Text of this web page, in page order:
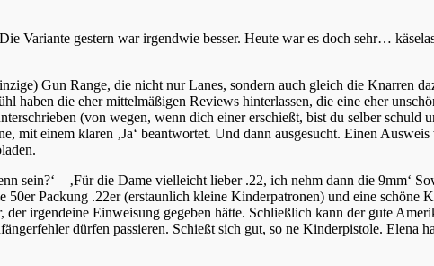
–
Variante gestern war irgendwie besser. Heute war es doch sehr…
Gun Range, die nicht nur Lanes, sondern auch gleich die Knarren
die eher mittelmäßigen Reviews hinterlassen, die eine eher
(von wegen, wenn dich einer erschießt, bist du selber schuld
mit einem klaren ‚Ja‘ beantwortet. Und dann ausgesucht. Einen
sein?‘ – ‚Für die Dame vielleicht lieber .22, ich nehm dann die 9mm‘
Packung .22er (erstaunlich kleine Kinderpatronen) und eine schöne
der irgendeine Einweisung gegeben hätte. Schließlich kann der gute
dürfen passieren. Schießt sich gut, so ne Kinderpistole. Elena